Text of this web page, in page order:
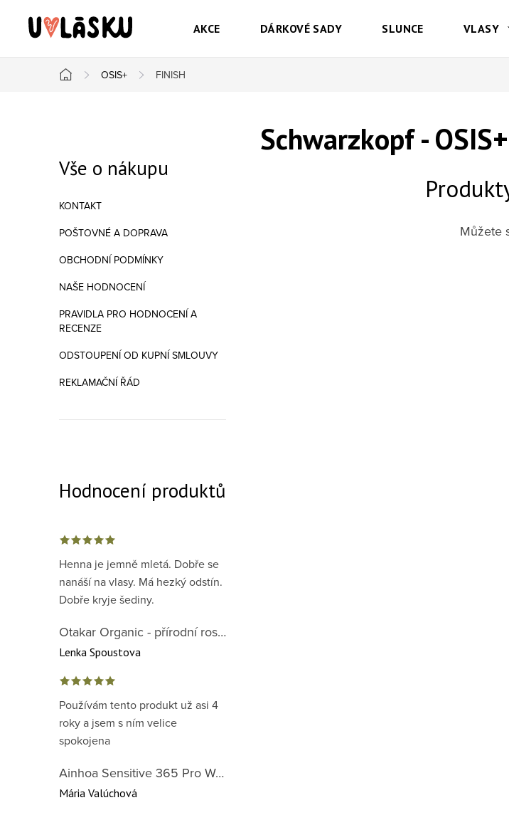
AKCE DÁRKOVÉ SADY SLUNCE VLASY
Domů
OSIS+ FINISH
Vše o nákupu
KONTAKT
POŠTOVNÉ A DOPRAVA
OBCHODNÍ PODMÍNKY
NAŠE HODNOCENÍ
PRAVIDLA PRO HODNOCENÍ A
RECENZE
ODSTOUPENÍ OD KUPNÍ SMLOUVY
REKLAMAČNÍ ŘÁD
Hodnocení produktů
Henna je jemně mletá. Dobře se
nanáší na vlasy. Má hezký odstín.
Dobře kryje šediny.
Otakar Organic - přírodní rostlinná barva na vlasy červená předpigmentace 1. krok
Lenka Spoustova
Používám tento produkt už asi 4
roky a jsem s ním velice
spokojena
Ainhoa Sensitive 365 Pro Well-Being Cream - zklidňující krém pro normální až suchou citlivou pleť
Mária Valúchová
Schwarzkopf -
Můžete